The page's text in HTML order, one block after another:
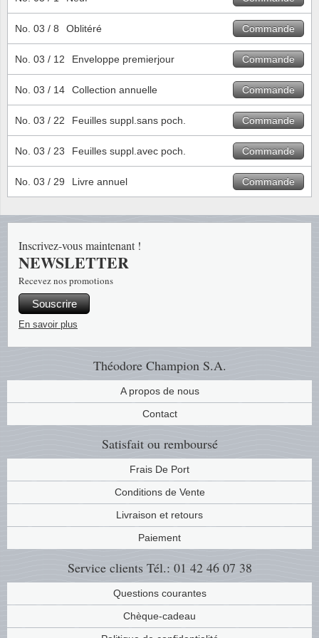
No. 03 / 8 Oblitéré Commande
No. 03 / 12 Enveloppe premierjour Commande
No. 03 / 14 Collection annuelle Commande
No. 03 / 22 Feuilles suppl.sans poch. Commande
No. 03 / 23 Feuilles suppl.avec poch. Commande
No. 03 / 29 Livre annuel Commande
Théodore Champion S.A.
A propos de nous
Contact
Satisfait ou remboursé
Frais De Port
Conditions de Vente
Livraison et retours
Paiement
Service clients Tél.: 01 42 46 07 38
Questions courantes
Chèque-cadeau
Inscrivez-vous maintenant !
NEWSLETTER
Recevez nos promotions
Souscrire
En savoir plus
Lots de timbres
Années
Présentation souvenir
Collections annuelles / livres
Vignettes de Noël et feuilles
Pinces
Matériel numismatique
Pour le nouveau collectionneur
Fournitures de bureau
Divers accessoires
Jeux de cartes à collectionner
Europa
Films
Guerre
Pièces
Thém.
Thém.
Asie et
Chine
Chèque cadeau
Newsletter
Politique de confidentialité